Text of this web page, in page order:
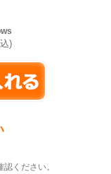
)
ください。